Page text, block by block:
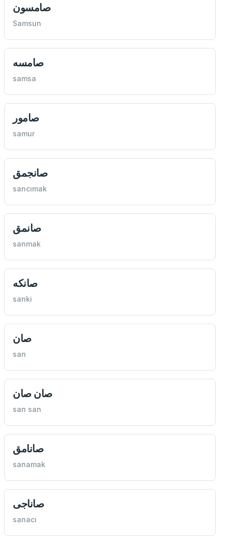
صامسون
Samsun
صامسه
samsa
صامور
samur
صانجمق
sancımak
صانمق
sanmak
صانكه
sanki
صان
san
صان صان
san san
صانامق
sanamak
صاناجی
sanacı